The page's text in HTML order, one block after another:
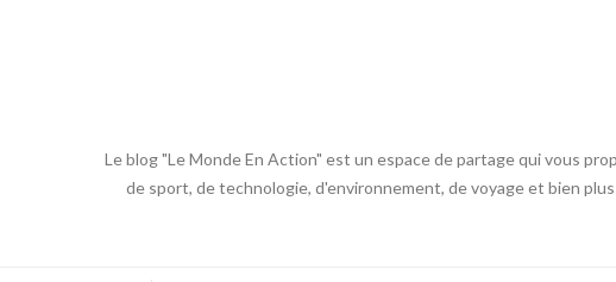
Le blog "Le Monde En Action" est un espace de partage qui vous
de sport, de technologie, d'environnement, de voyage et bien